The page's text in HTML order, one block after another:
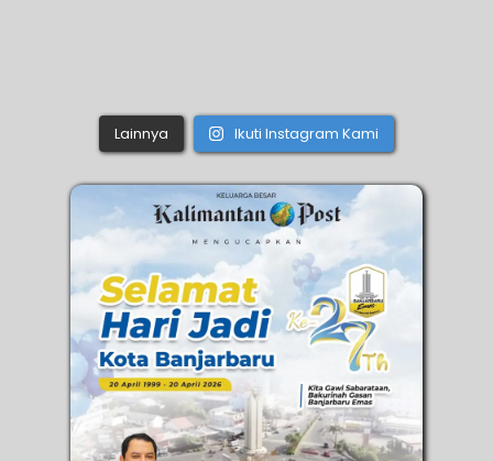
Lainnya Ikuti Instagram Kami